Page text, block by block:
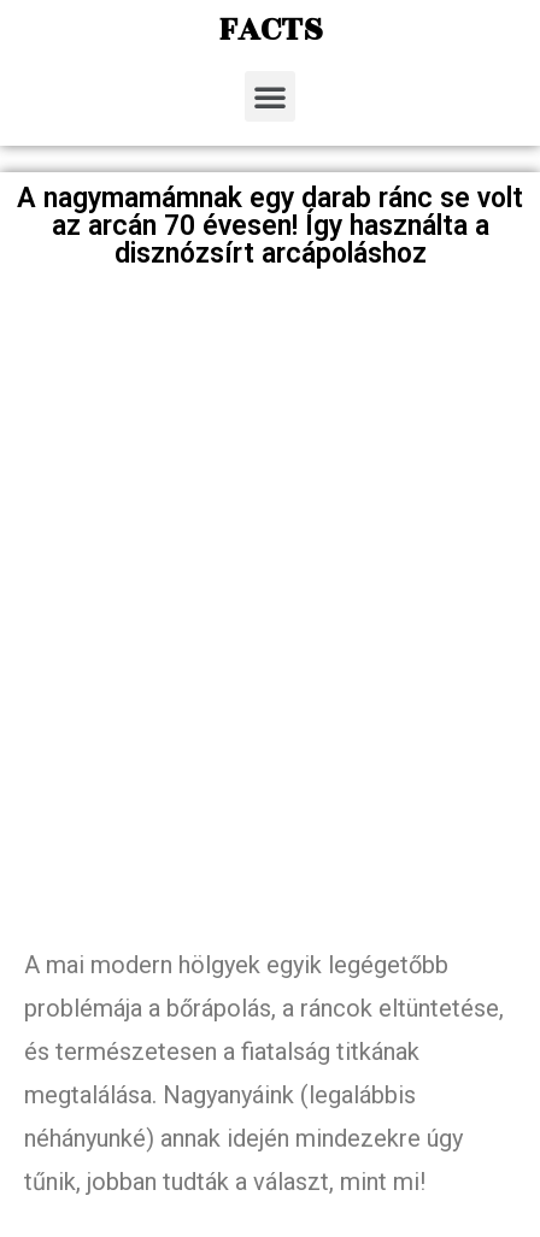
FACTS
A nagymamámnak egy darab ránc se volt
az arcán 70 évesen! Így használta a
disznózsírt arcápoláshoz
A mai modern hölgyek egyik legégetőbb
problémája a bőrápolás, a ráncok eltüntetése,
és természetesen a fiatalság titkának
megtalálása. Nagyanyáink (legalábbis
néhányunké) annak idején mindezekre úgy
tűnik, jobban tudták a választ, mint mi!